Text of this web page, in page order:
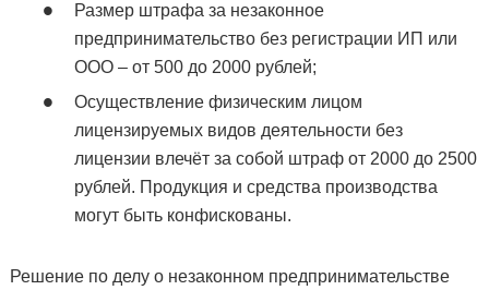
Размер штрафа за незаконное
предпринимательство без регистрации ИП или
ООО – от 500 до 2000 рублей;
Осуществление физическим лицом
лицензируемых видов деятельности без
лицензии влечёт за собой штраф от 2000 до 2500
рублей. Продукция и средства производства
могут быть конфискованы.
Решение по делу о незаконном предпринимательстве